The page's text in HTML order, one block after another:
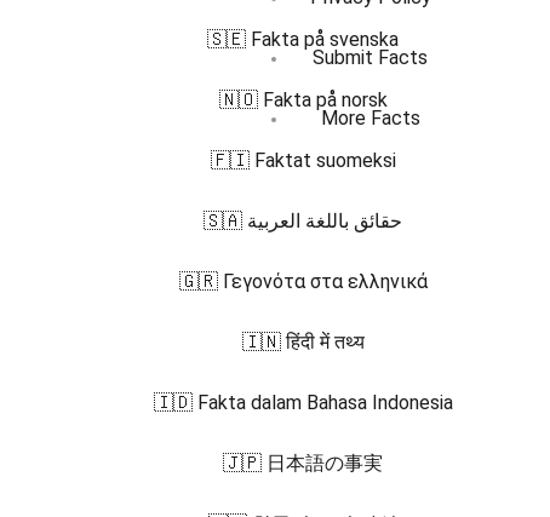
Submit Facts
More Facts
🇸🇪 Fakta på svenska
🇳🇴 Fakta på norsk
🇫🇮 Faktat suomeksi
🇸🇦 حقائق باللغة العربية
🇬🇷 Γεγονότα στα ελληνικά
🇮🇳 हिंदी में तथ्य
🇮🇩 Fakta dalam Bahasa Indonesia
🇯🇵 日本語の事実